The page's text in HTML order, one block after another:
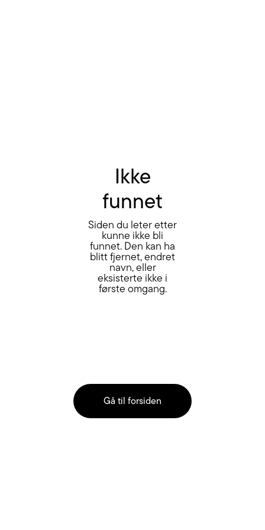
Ikke
funnet
Siden du leter etter
kunne ikke bli
funnet. Den kan ha
blitt fjernet, endret
navn, eller
eksisterte ikke i
første omgang.
Gå til forsiden